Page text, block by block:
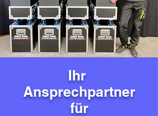
Ihr
Ansprechpartner
für